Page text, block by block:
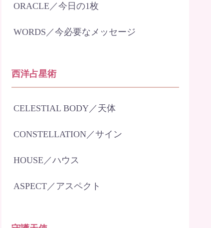
ORACLE／今日の1枚
WORDS／今必要なメッセージ
西洋占星術
CELESTIAL BODY／天体
CONSTELLATION／サイン
HOUSE／ハウス
ASPECT／アスペクト